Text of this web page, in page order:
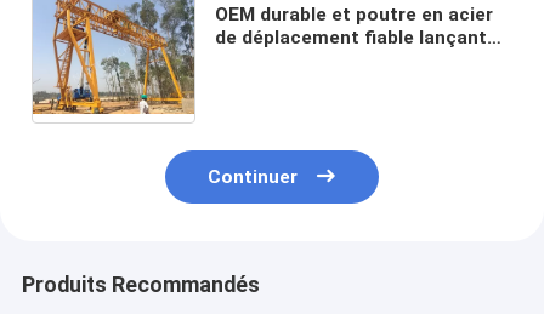
OEM durable et poutre en acier
de déplacement fiable lançant
Continuer
Produits Recommandés